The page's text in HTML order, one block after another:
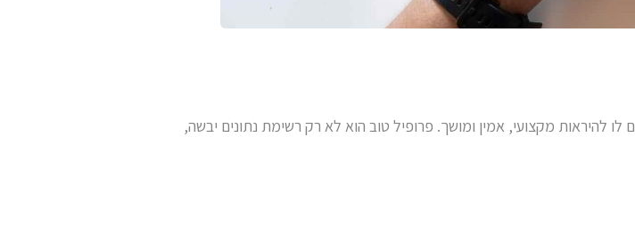
מקצועי, אמין ומושך. פרופיל טוב הוא לא רק רשימת נתונים יבשה,